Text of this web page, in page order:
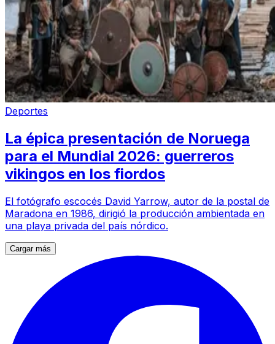
Deportes
La épica presentación de Noruega
para el Mundial 2026: guerreros
vikingos en los fiordos
El fotógrafo escocés David Yarrow, autor de la postal de
Maradona en 1986, dirigió la producción ambientada en
una playa privada del país nórdico.
Cargar más